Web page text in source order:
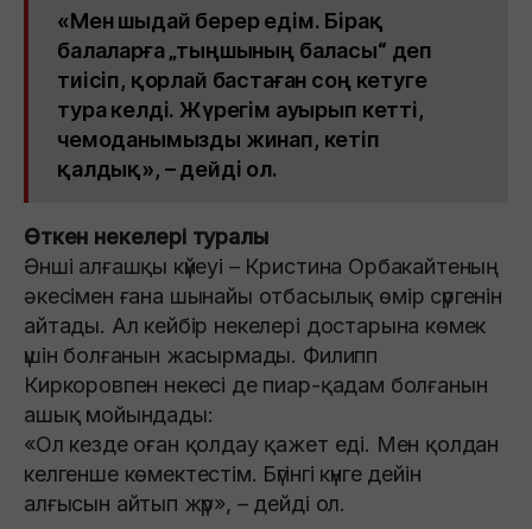
«Мен шыдай берер едім. Бірақ
балаларға „тыңшының баласы“ деп
тиісіп, қорлай бастаған соң кетуге
тура келді. Жүрегім ауырып кетті,
чемоданымызды жинап, кетіп
қалдық», – дейді ол.
Өткен некелері туралы
Әнші алғашқы күйеуі – Кристина Орбакайтеның
әкесімен ғана шынайы отбасылық өмір сүргенін
айтады. Ал кейбір некелері достарына көмек
үшін болғанын жасырмады. Филипп
Киркоровпен некесі де пиар-қадам болғанын
ашық мойындады:
«Ол кезде оған қолдау қажет еді. Мен қолдан
келгенше көмектестім. Бүгінгі күнге дейін
алғысын айтып жүр», – дейді ол.